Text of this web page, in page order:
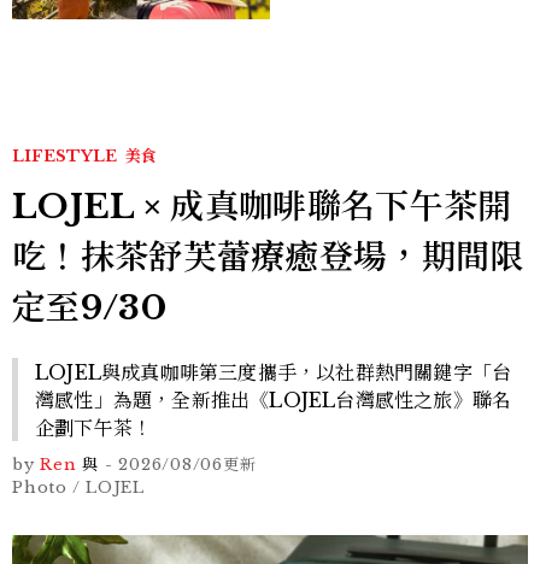
LIFESTYLE 美食
LOJEL × 成真咖啡聯名下午茶開
吃！抹茶舒芙蕾療癒登場，期間限
定至9/30
LOJEL與成真咖啡第三度攜手，以社群熱門關鍵字「台
灣感性」為題，全新推出《LOJEL台灣感性之旅》聯名
企劃下午茶！
by Ren與 -2026/08/06更新
Photo / LOJEL